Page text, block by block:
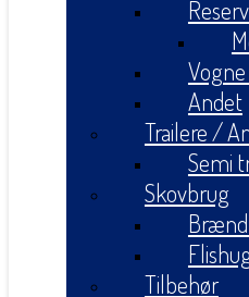
Andet
Trailere /
Semi
Skovbrug
Tilbehør